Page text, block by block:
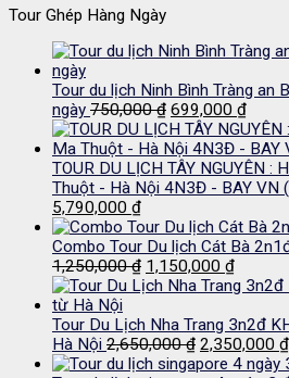
Tour Ghép Hàng Ngày
Tour du lịch Ninh Bình Tràng an
ngày 750,000₫ Giá
gốc
là:
750,000 ₫.
699,000 ₫Giá
hiện
tại
là:
TOUR DU LỊCH TÂY NGUYÊN :
Thuột - Hà Nội 4N3Đ - BAY VN
Giá
gốc
là:
5,990,000 ₫.
5,790,000 ₫Giá
hiện
tại
là:
5,790,000 ₫.
Combo Tour Du lịch Cát Bà
1,250,000₫ Giá
gốc
1,250,000 ₫.
1,150,000 ₫Giá
hiện
là:
Tour Du Lịch Nha Trang 3n2đ
Hà Nội 2,650,000₫ Giá
gốc
2,350,000 ₫